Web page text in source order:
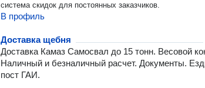
система скидок для постоянных заказчиков.
В профиль
Доставка щебня
Доставка Камаз Самосвал до 15 тонн. Весовой
Наличный и безналичный расчет. Документы.
пост ГАИ.